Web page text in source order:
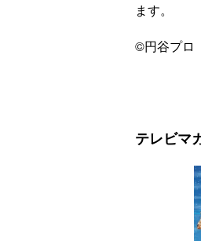
ます。
©円谷プロ
テレビマ